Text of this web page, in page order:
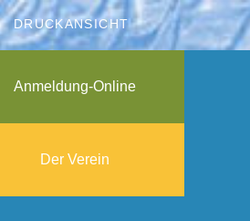
DRUCKANSICHT
Anmeldung-Online
Der Verein